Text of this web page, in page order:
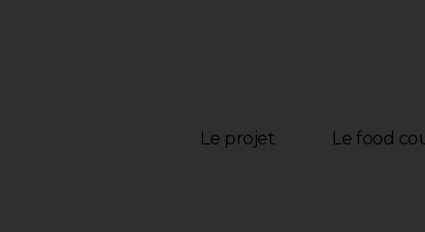
Le projet Le food